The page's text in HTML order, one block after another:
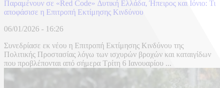
Παραμένουν σε «Red Code» Δυτική Ελλάδα, Ήπειρος και Ιόνιο: Τι
αποφάσισε η Επιτροπή Εκτίμησης Κινδύνου
06/01/2026 - 16:26
Συνεδρίασε εκ νέου η Επιτροπή Εκτίμησης Κινδύνου της
Πολιτικής Προστασίας λόγω των ισχυρών βροχών και καταιγίδων
που προβλέπονται από σήμερα Τρίτη 6 Ιανουαρίου ...